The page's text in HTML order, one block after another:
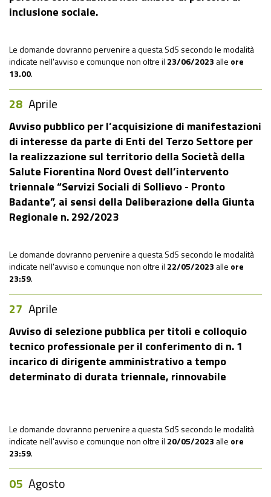
inclusione sociale.
Le domande dovranno pervenire a questa SdS secondo le modalità
indicate nell'avviso e comunque non oltre il 23/06/2023 alle ore
13.00.
28 Aprile
Avviso pubblico per l’acquisizione di manifestazioni
di interesse da parte di Enti del Terzo Settore per
la realizzazione sul territorio della Società della
Salute Fiorentina Nord Ovest dell’intervento
triennale “Servizi Sociali di Sollievo - Pronto
Badante”, ai sensi della Deliberazione della Giunta
Regionale n. 292/2023
Le domande dovranno pervenire a questa SdS secondo le modalità
indicate nell'avviso e comunque non oltre il 22/05/2023 alle ore
23:59.
27 Aprile
Avviso di selezione pubblica per titoli e colloquio
tecnico professionale per il conferimento di n. 1
incarico di dirigente amministrativo a tempo
determinato di durata triennale, rinnovabile
Le domande dovranno pervenire a questa SdS secondo le modalità
indicate nell'avviso e comunque non oltre il 20/05/2023 alle ore
23:59.
05 Agosto